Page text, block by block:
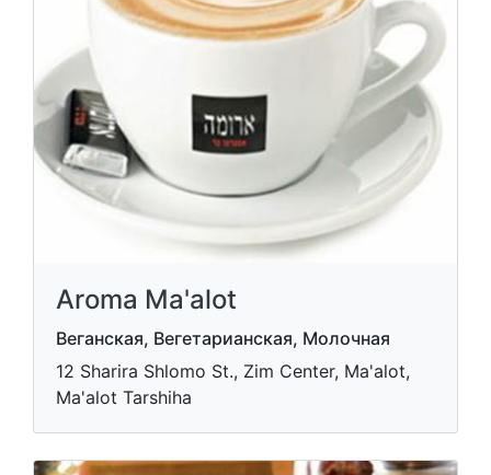
Aroma Ma'alot
Веганская, Вегетарианская, Молочная
12 Sharira Shlomo St., Zim Center, Ma'alot,
Ma'alot Tarshiha